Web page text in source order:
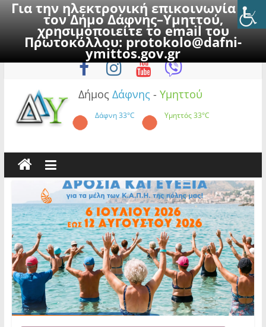
Για την ηλεκτρονική επικοινωνία με
τον Δήμο Δάφνης–Υμηττού,
χρησιμοποιείτε το email του
Πρωτοκόλλου:protokolo@dafni-
ymittos.gov.gr
to
Δευτέρα, 10 Αυγούστου 2026
Δήμος Δάφνης - Υμηττού
Δάφνη33°C Υμηττός33°C